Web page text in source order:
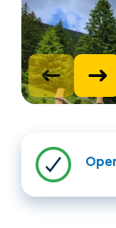
vinden